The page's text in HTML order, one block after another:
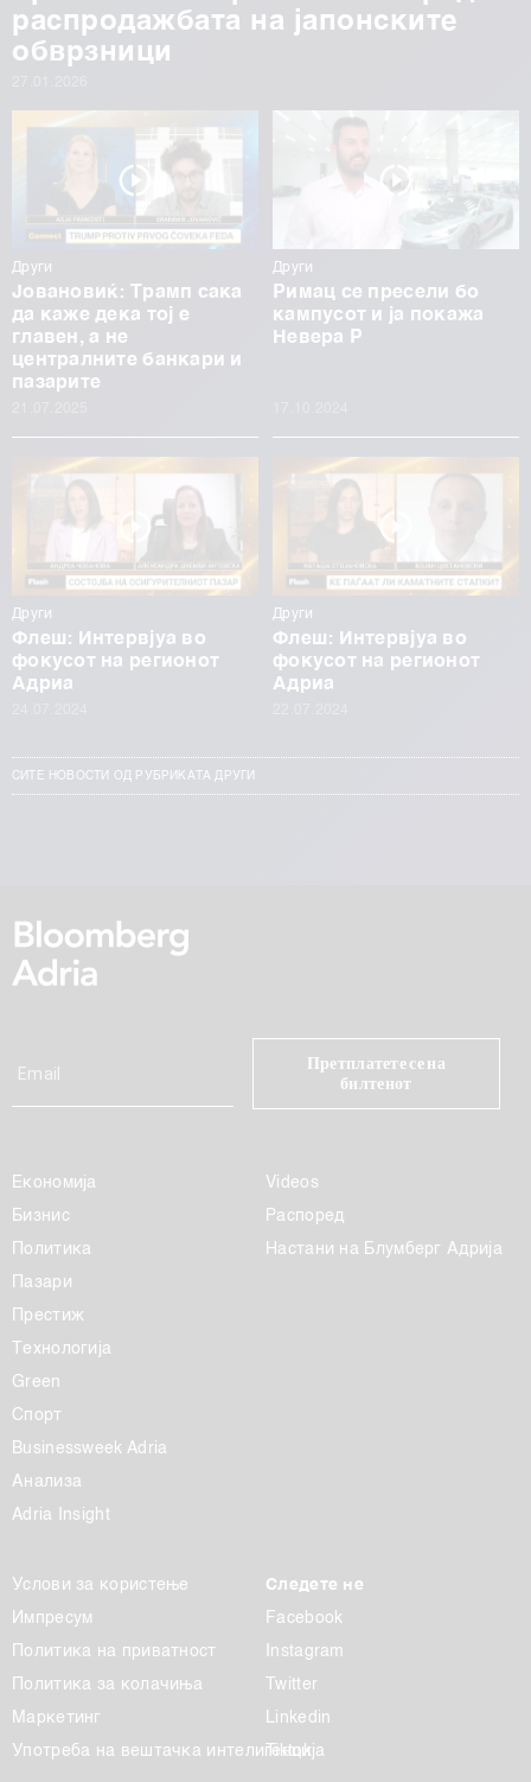
распродажбата на јапонските
обврзници
Други
Јовановиќ: Трамп сака
да каже дека тој е
главен, а не
централните банкари и
пазарите
Други
Римац се пресели бо
кампусот и ја покажа
Невера Р
Други
Флеш: Интервјуа во
фокусот на регионот
Адриа
Други
Флеш: Интервјуа во
фокусот на регионот
Адриа
СИТЕ НОВОСТИ ОД РУБРИКАТА ДРУГИ
Претплатете се на
билтенот
Економија
Бизнис
Политика
Пазари
Престиж
Технологија
Green
Спорт
Businessweek Adria
Анализа
Adria Insight
Videos
Распоред
Настани на Блумберг Адрија
Услови за користење
Импресум
Политика на приватност
Политика за колачиња
Маркетинг
Употреба на вештачка интелигенција
Следете не
Facebook
Instagram
Twitter
Linkedin
Tiktok